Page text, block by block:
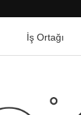
İş Ortağı